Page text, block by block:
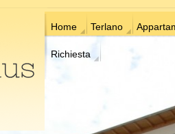
Home Terlano
Richiesta